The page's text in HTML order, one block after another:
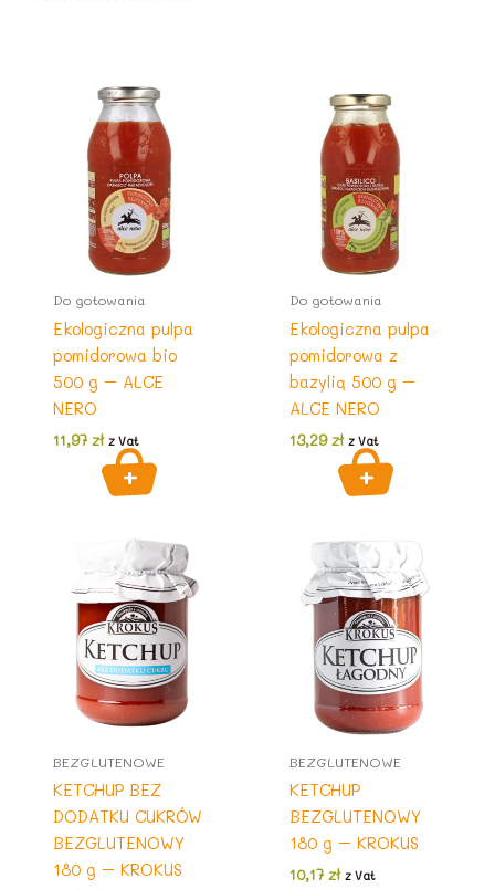
Do gotowania
Ekologiczna pulpa
pomidorowa bio
500 g – ALCE
NERO
11,97zł z Vat
Do gotowania
Ekologiczna pulpa
pomidorowa z
bazylią 500 g –
ALCE NERO
13,29zł z Vat
BEZGLUTENOWE
KETCHUP BEZ
DODATKU CUKRÓW
BEZGLUTENOWY
180 g – KROKUS
BEZGLUTENOWE
KETCHUP
BEZGLUTENOWY
180 g – KROKUS
10,17zł z Vat